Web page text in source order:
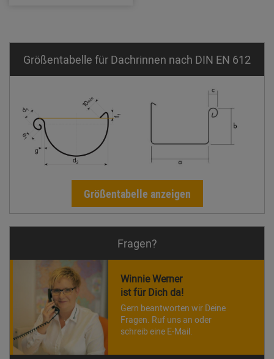
Größentabelle für Dachrinnen nach DIN EN 612
Größentabelle anzeigen
Fragen?
Winnie Werner
ist für Dich da!
Gern beantworten wir Deine
Fragen. Ruf uns an oder
schreib eine E-Mail.